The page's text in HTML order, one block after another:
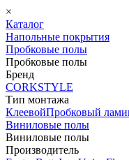
×
Каталог
Напольные покрытия
Пробковые полы
Пробковые полы
Бренд
CORKSTYLE
Тип монтажа
КлеевойПробковый
Виниловые полы
Виниловые полы
Производитель